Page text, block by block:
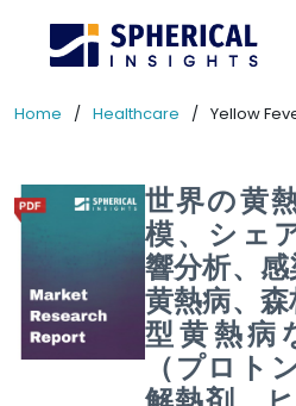
Home Healthcare Yellow
世界の黄
模、シェ
響分析、
黄熱病、
型黄熱病
（プロト